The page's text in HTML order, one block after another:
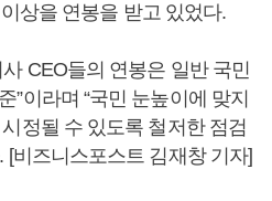
상을 연봉을 받고 있었다.
CEO들의 연봉은 일반 국민
”이라며 “국민 눈높이에 맞지
정될 수 있도록 철저한 점검
[비즈니스포스트 김재창 기자]